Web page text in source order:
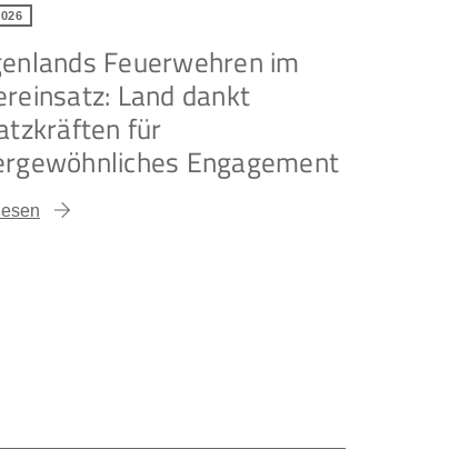
Feuerwehren im
Land dankt
für
Engagement